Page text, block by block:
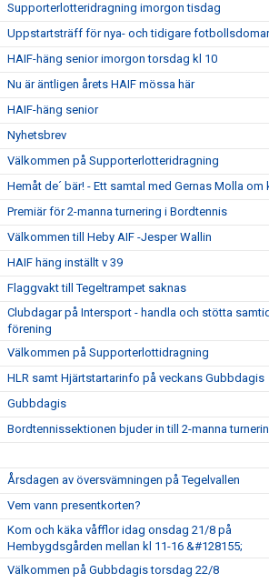
Supporterlotteridragning imorgon tisdag
Uppstartsträff för nya- och tidigare
HAIF-häng senior imorgon torsdag kl 10
Nu är äntligen årets HAIF mössa här
HAIF-häng senior
Nyhetsbrev
Välkommen på Supporterlotteridragning
Hemåt de´ bär! - Ett samtal med Gernas Molla om
Premiär för 2-manna turnering i Bordtennis
Välkommen till Heby AIF -Jesper Wallin
HAIF häng inställt v 39
Flaggvakt till Tegeltrampet saknas
Clubdagar på Intersport - handla och stötta
förening
Välkommen på Supporterlottidragning
HLR samt Hjärtstartarinfo på veckans Gubbdagis
Gubbdagis
Bordtennissektionen bjuder in till 2-manna
Årsdagen av översvämningen på Tegelvallen
Vem vann presentkorten?
Kom och käka våfflor idag onsdag 21/8 på
Hembygdsgården mellan kl 11-16 &#128155;
Välkommen på Gubbdagis torsdag 22/8